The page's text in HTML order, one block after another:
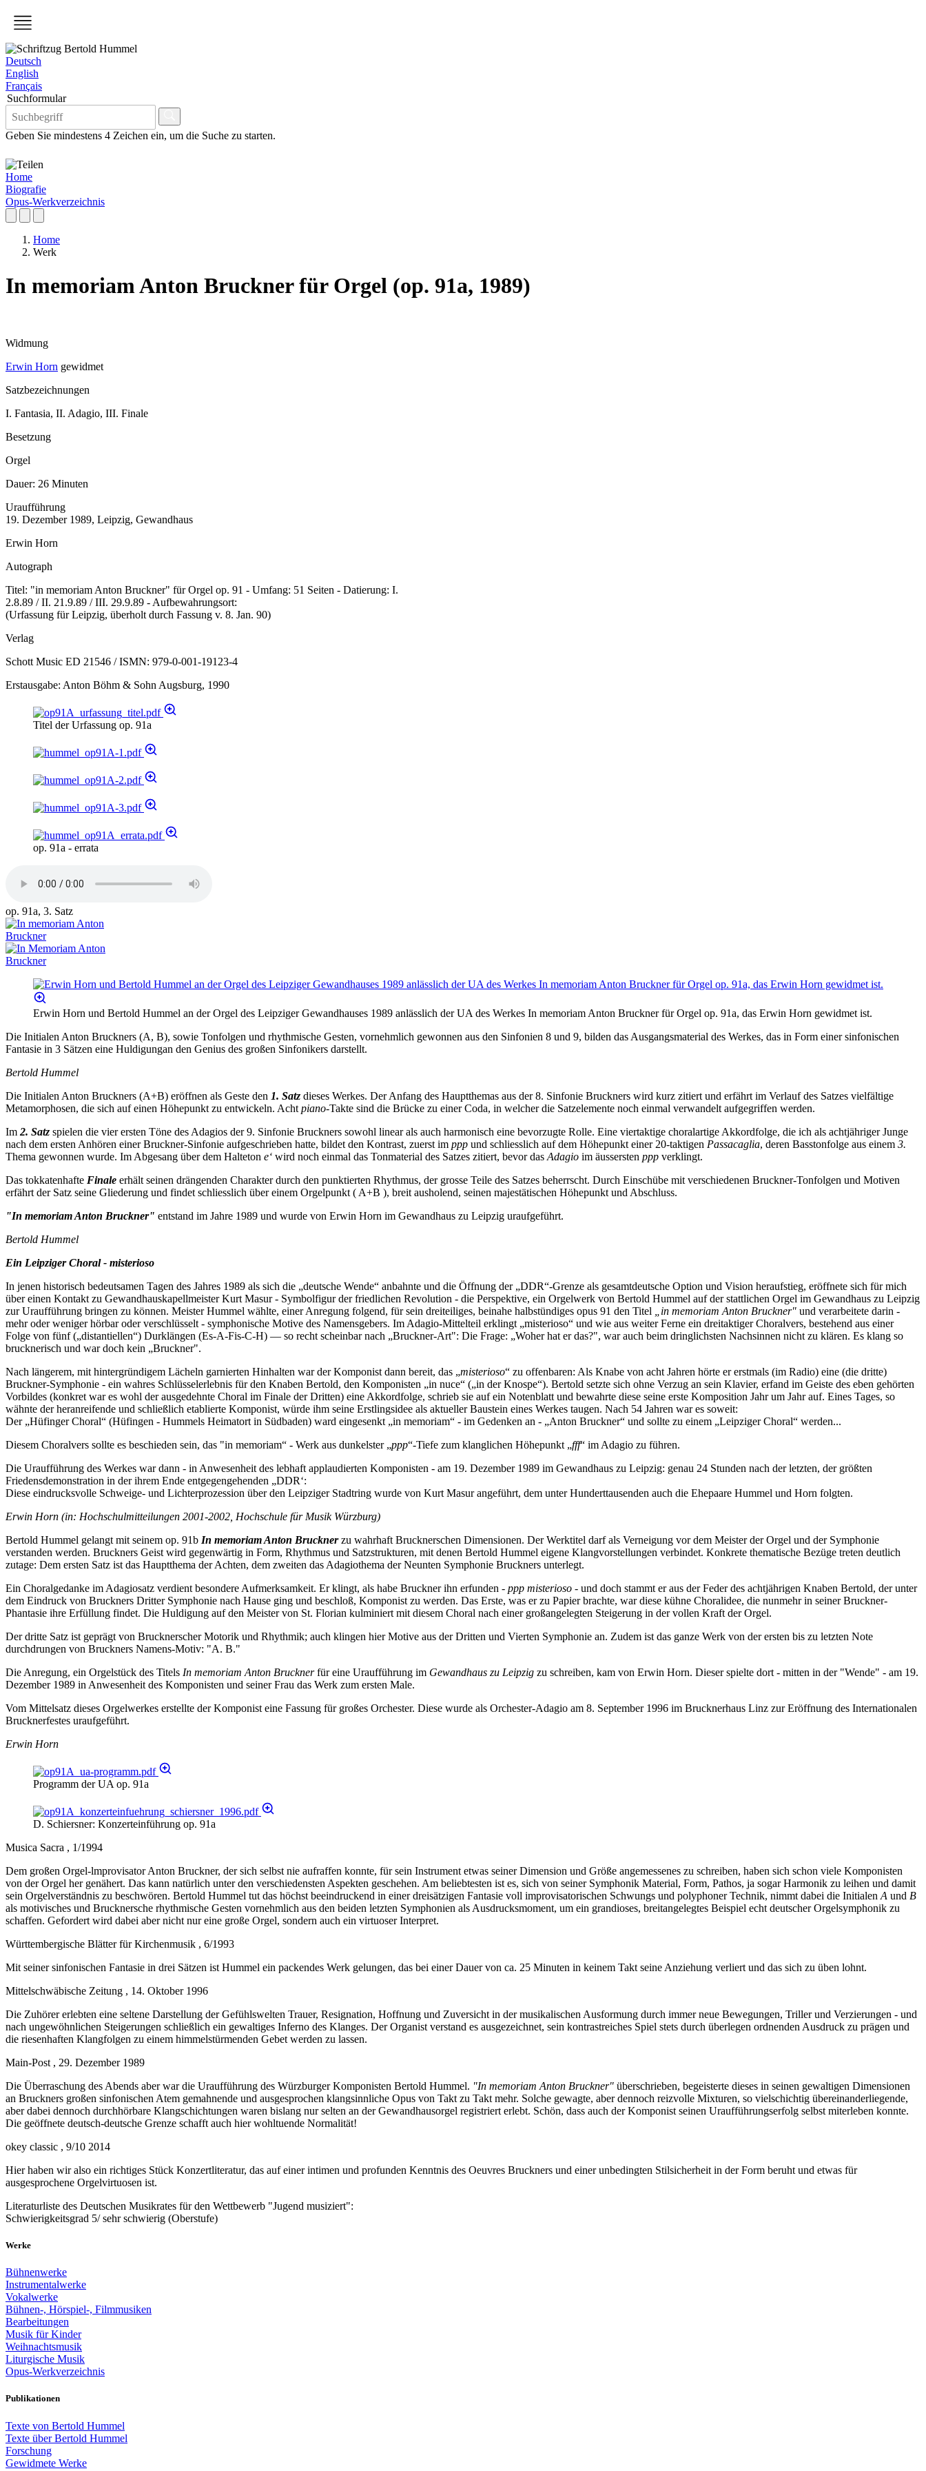
Deutsch
English
Français
Suchformular
Geben Sie mindestens 4 Zeichen ein, um die Suche zu starten.
Home
Biografie
Opus-Werkverzeichnis
Home
Werk
In memoriam Anton Bruckner für Orgel (op. 91a, 1989)
Widmung
Erwin Horn gewidmet
Satzbezeichnungen
I. Fantasia, II. Adagio, III. Finale
Besetzung
Orgel
Dauer: 26 Minuten
Uraufführung
19. Dezember 1989, Leipzig, Gewandhaus
Erwin Horn
Autograph
Titel: "in memoriam Anton Bruckner" für Orgel op. 91 - Umfang: 51 Seiten - Datierung: I.
2.8.89 / II. 21.9.89 / III. 29.9.89 - Aufbewahrungsort:
(Urfassung für Leipzig, überholt durch Fassung v. 8. Jan. 90)
Verlag
Schott Music ED 21546 / ISMN: 979-0-001-19123-4
Erstausgabe: Anton Böhm & Sohn Augsburg, 1990
Titel der Urfassung op. 91a
op. 91a - errata
op. 91a, 3. Satz
Erwin Horn und Bertold Hummel an der Orgel des Leipziger Gewandhauses 1989 anlässlich der UA des Werkes In memoriam Anton Bruckner für Orgel op. 91a, das Erwin Horn gewidmet ist.
Die Initialen Anton Bruckners (A, B), sowie Tonfolgen und rhythmische Gesten, vornehmlich gewonnen aus den Sinfonien 8 und 9, bilden das Ausgangsmaterial des Werkes, das in Form einer sinfonischen
Fantasie in 3 Sätzen eine Huldigungan den Genius des großen Sinfonikers darstellt.
Bertold Hummel
Die Initialen Anton Bruckners (A+B) eröffnen als Geste den 1. Satz dieses Werkes. Der Anfang des Hauptthemas aus der 8. Sinfonie Bruckners wird kurz zitiert und erfährt im Verlauf des Satzes vielfältige
Metamorphosen, die sich auf einen Höhepunkt zu entwickeln. Acht piano-Takte sind die Brücke zu einer Coda, in welcher die Satzelemente noch einmal verwandelt aufgegriffen werden.
Im 2. Satz spielen die vier ersten Töne des Adagios der 9. Sinfonie Bruckners sowohl linear als auch harmonisch eine bevorzugte Rolle. Eine viertaktige choralartige Akkordfolge, die ich als achtjähriger Junge
nach dem ersten Anhören einer Bruckner-Sinfonie aufgeschrieben hatte, bildet den Kontrast, zuerst im ppp und schliesslich auf dem Höhepunkt einer 20-taktigen Passacaglia, deren Basstonfolge aus einem 3.
Thema gewonnen wurde. Im Abgesang über dem Halteton e‘ wird noch einmal das Tonmaterial des Satzes zitiert, bevor das Adagio im äussersten ppp verklingt.
Das tokkatenhafte Finale erhält seinen drängenden Charakter durch den punktierten Rhythmus, der grosse Teile des Satzes beherrscht. Durch Einschübe mit verschiedenen Bruckner-Tonfolgen und Motiven
erfährt der Satz seine Gliederung und findet schliesslich über einem Orgelpunkt ( A+B ), breit ausholend, seinen majestätischen Höhepunkt und Abschluss.
"In memoriam Anton Bruckner" entstand im Jahre 1989 und wurde von Erwin Horn im Gewandhaus zu Leipzig uraufgeführt.
Bertold Hummel
Ein Leipziger Choral - misterioso
In jenen historisch bedeutsamen Tagen des Jahres 1989 als sich die „deutsche Wende“ anbahnte und die Öffnung der „DDR“-Grenze als gesamtdeutsche Option und Vision heraufstieg, eröffnete sich für mich
über einen Kontakt zu Gewandhauskapellmeister Kurt Masur - Symbolfigur der friedlichen Revolution - die Perspektive, ein Orgelwerk von Bertold Hummel auf der stattlichen Orgel im Gewandhaus zu Leipzig
zur Uraufführung bringen zu können. Meister Hummel wählte, einer Anregung folgend, für sein dreiteiliges, beinahe halbstündiges opus 91 den Titel
„in memoriam Anton Bruckner" und verarbeitete darin -
mehr oder weniger hörbar oder verschlüsselt - symphonische Motive des Namensgebers. Im Adagio-Mittelteil erklingt „misterioso“ und wie aus weiter Ferne ein dreitaktiger Choralvers, bestehend aus einer
Folge von fünf („distantiellen“) Durklängen (Es-A-Fis-C-H) — so recht scheinbar nach „Bruckner-Art": Die Frage: „Woher hat er das?", war auch beim dringlichsten Nachsinnen nicht zu klären. Es klang so
brucknerisch und war doch kein „Bruckner".
Nach längerem, mit hintergründigem Lächeln garnierten Hinhalten war der Komponist dann bereit, das „misterioso“ zu offenbaren: Als Knabe von acht Jahren hörte er erstmals (im Radio) eine (die dritte)
Bruckner-Symphonie - ein wahres Schlüsselerlebnis für den Knaben Bertold, den Komponisten „in nuce“ („in der Knospe“). Bertold setzte sich ohne Verzug an sein Klavier, erfand im Geiste des eben gehörten
Vorbildes (konkret war es wohl der ausgedehnte Choral im Finale der Dritten) eine Akkordfolge, schrieb sie auf ein Notenblatt und bewahrte diese seine erste Komposition Jahr um Jahr auf. Eines Tages, so
wähnte der heranreifende und schließlich etablierte Komponist, würde ihm seine Erstlingsidee als aktueller Baustein eines Werkes taugen. Nach 54 Jahren war es soweit:
Der „Hüfinger Choral“ (Hüfingen - Hummels Heimatort in Südbaden) ward eingesenkt „in memoriam“ - im Gedenken an - „Anton Bruckner“ und sollte zu einem „Leipziger Choral“ werden...
Diesem Choralvers sollte es beschieden sein, das "in memoriam“ - Werk aus dunkelster „ppp“-Tiefe zum klanglichen Höhepunkt „fff“ im Adagio zu führen.
Die Uraufführung des Werkes war dann - in Anwesenheit des lebhaft applaudierten Komponisten - am 19. Dezember 1989 im Gewandhaus zu Leipzig: genau 24 Stunden nach der letzten, der größten
Friedensdemonstration in der ihrem Ende entgegengehenden „DDR‘:
Diese eindrucksvolle Schweige- und Lichterprozession über den Leipziger Stadtring wurde von Kurt Masur angeführt, dem unter Hunderttausenden auch die Ehepaare Hummel und Horn folgten.
Erwin Horn (in: Hochschulmitteilungen 2001-2002, Hochschule für Musik Würzburg)
Bertold Hummel gelangt mit seinem op. 91b In memoriam Anton Bruckner zu wahrhaft Brucknerschen Dimensionen. Der Werktitel darf als Verneigung vor dem Meister der Orgel und der Symphonie
verstanden werden. Bruckners Geist wird gegenwärtig in Form, Rhythmus und Satzstrukturen, mit denen Bertold Hummel eigene Klangvorstellungen verbindet. Konkrete thematische Bezüge treten deutlich
zutage: Dem ersten Satz ist das Hauptthema der Achten, dem zweiten das Adagiothema der Neunten Symphonie Bruckners unterlegt.
Ein Choralgedanke im Adagiosatz verdient besondere Aufmerksamkeit. Er klingt, als habe Bruckner ihn erfunden - ppp misterioso - und doch stammt er aus der Feder des achtjährigen Knaben Bertold, der unter
dem Eindruck von Bruckners Dritter Symphonie nach Hause ging und beschloß, Komponist zu werden. Das Erste, was er zu Papier brachte, war diese kühne Choralidee, die nunmehr in seiner Bruckner-
Phantasie ihre Erfüllung findet. Die Huldigung auf den Meister von St. Florian kulminiert mit diesem Choral nach einer großangelegten Steigerung in der vollen Kraft der Orgel.
Der dritte Satz ist geprägt von Brucknerscher Motorik und Rhythmik; auch klingen hier Motive aus der Dritten und Vierten Symphonie an. Zudem ist das ganze Werk von der ersten bis zu letzten Note
durchdrungen von Bruckners Namens-Motiv: "A. B."
Die Anregung, ein Orgelstück des Titels In memoriam Anton Brucknerfür eine Uraufführung im Gewandhaus zu Leipzig zu schreiben, kam von Erwin Horn. Dieser spielte dort - mitten in der "Wende" - am 19.
Dezember 1989 in Anwesenheit des Komponisten und seiner Frau das Werk zum ersten Male.
Vom Mittelsatz dieses Orgelwerkes erstellte der Komponist eine Fassung für großes Orchester. Diese wurde als Orchester-Adagio am 8. September 1996 im Brucknerhaus Linz zur Eröffnung des Internationalen
Brucknerfestes uraufgeführt.
Erwin Horn
Programm der UA op. 91a
D. Schiersner: Konzerteinführung op. 91a
Musica Sacra , 1/1994
Dem großen Orgel-lmprovisator Anton Bruckner, der sich selbst nie aufraffen konnte, für sein Instrument etwas seiner Dimension und Größe angemessenes zu schreiben, haben sich schon viele Komponisten
von der Orgel her genähert. Das kann natürlich unter den verschiedensten Aspekten geschehen. Am beliebtesten ist es, sich von seiner Symphonik Material, Form, Pathos, ja sogar Harmonik zu leihen und damit
sein Orgelverständnis zu beschwören. Bertold Hummel tut das höchst beeindruckend in einer dreisätzigen Fantasie voll improvisatorischen Schwungs und polyphoner Technik, nimmt dabei die Initialen A und B
als motivisches und Brucknersche rhythmische Gesten vornehmlich aus den beiden letzten Symphonien als Ausdrucksmoment, um ein grandioses, breitangelegtes Beispiel echt deutscher Orgelsymphonik zu
schaffen. Gefordert wird dabei aber nicht nur eine große Orgel, sondern auch ein virtuoser Interpret.
Württembergische Blätter für Kirchenmusik , 6/1993
Mit seiner sinfonischen Fantasie in drei Sätzen ist Hummel ein packendes Werk gelungen, das bei einer Dauer von ca. 25 Minuten in keinem Takt seine Anziehung verliert und das sich zu üben lohnt.
Mittelschwäbische Zeitung , 14. Oktober 1996
Die Zuhörer erlebten eine seltene Darstellung der Gefühlswelten Trauer, Resignation, Hoffnung und Zuversicht in der musikalischen Ausformung durch immer neue Bewegungen, Triller und Verzierungen - und
nach ungewöhnlichen Steigerungen schließlich ein gewaltiges Inferno des Klanges. Der Organist verstand es ausgezeichnet, sein kontrastreiches Spiel stets durch überlegen ordnenden Ausdruck zu prägen und
die riesenhaften Klangfolgen zu einem himmelstürmenden Gebet werden zu lassen.
Main-Post , 29. Dezember 1989
Die Überraschung des Abends aber war die Uraufführung des Würzburger Komponisten Bertold Hummel. "In memoriam Anton Bruckner" überschrieben, begeisterte dieses in seinen gewaltigen Dimensionen
an Bruckners großen sinfonischen Atem gemahnende und ausgesprochen klangsinnliche Opus von Takt zu Takt mehr. Solche gewagte, aber dennoch reizvolle Mixturen, so vielschichtig übereinanderliegende,
aber dabei dennoch durchhörbare Klangschichtungen waren bislang nur selten an der Gewandhausorgel registriert erlebt. Schön, dass auch der Komponist seinen Uraufführungserfolg selbst miterleben konnte.
Die geöffnete deutsch-deutsche Grenze schafft auch hier wohltuende Normalität!
okey classic , 9/10 2014
Hier haben wir also ein richtiges Stück Konzertliteratur, das auf einer intimen und profunden Kenntnis des Oeuvres Bruckners und einer unbedingten Stilsicherheit in der Form beruht und etwas für
ausgesprochene Orgelvirtuosen ist.
Literaturliste des Deutschen Musikrates für den Wettbewerb "Jugend musiziert":
Schwierigkeitsgrad 5/ sehr schwierig (Oberstufe)
Werke
Bühnenwerke
Instrumentalwerke
Vokalwerke
Bühnen-, Hörspiel-, Filmmusiken
Bearbeitungen
Musik für Kinder
Weihnachtsmusik
Liturgische Musik
Opus-Werkverzeichnis
Publikationen
Texte von Bertold Hummel
Texte über Bertold Hummel
Forschung
Gewidmete Werke